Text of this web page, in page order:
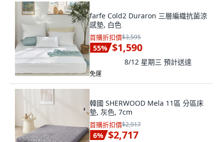
farfe Cold2 Duraron 三層編織抗菌涼
感墊, 白色
首購折扣價$3,595
55% $1,590
8/12 星期三 預計送達
免運
韓國 SHERWOOD Mela 11區 分區床
墊, 灰色, 7cm
首購折扣價$2,917
6% $2,717